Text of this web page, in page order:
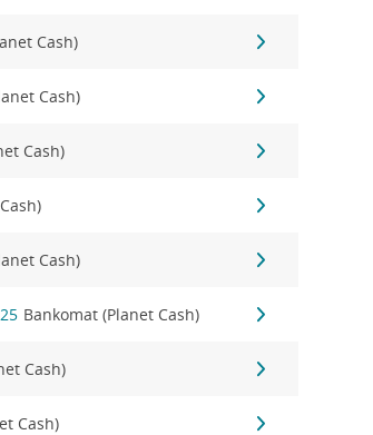
Cash)
Cash)
Cash)
Cash)
Bankomat (Planet Cash)
Cash)
Cash)